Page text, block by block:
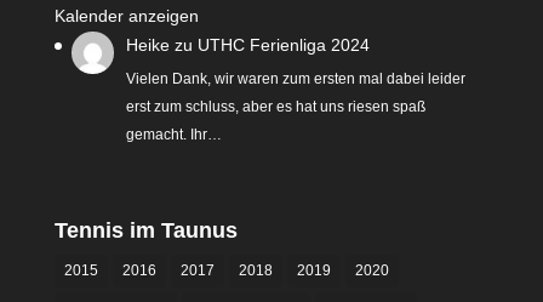
Kalender anzeigen
Heike zu UTHC Ferienliga 2024
Vielen Dank, wir waren zum ersten mal dabei leider
erst zum schluss, aber es hat uns riesen spaß
gemacht. Ihr…
Tennis im Taunus
2015 2016 2017 2018 2019 2020